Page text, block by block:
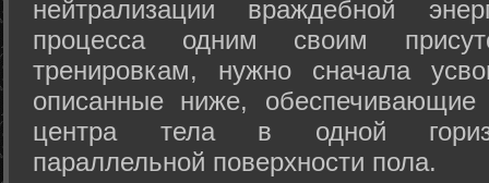
нейтрализации враждебной
процесса одним своим
тренировкам, нужно сначала
описанные ниже, обеспечивающие
центра тела в одной
параллельной поверхности пола.